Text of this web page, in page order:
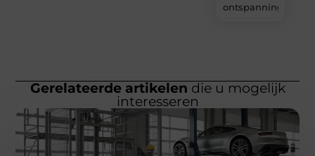
ontspanning?
Gerelateerde artikelen die u mogelijk
interesseren